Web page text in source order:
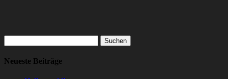
nach:
Neueste Beiträge